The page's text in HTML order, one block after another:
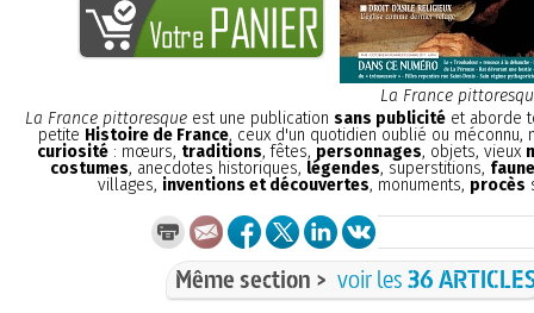
La France
La France pittoresque est une publication sans publicité et aborde
petite Histoire de France, ceux d'un quotidien oublié ou méconnu,
curiosité : mœurs, traditions, fêtes, personnages, objets, vieux
costumes, anecdotes historiques, légendes, superstitions,
villages, inventions et découvertes, monuments, procès
Même section > voir les36